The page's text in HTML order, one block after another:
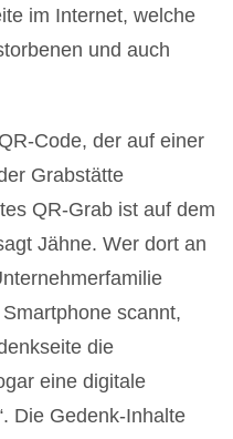
im Internet, welche
und auch
Code, der auf einer
Grabstätte
QR-Grab ist auf dem
Jähne. Wer dort an
scannt,
die
eine digitale
Die Gedenk-Inhalte